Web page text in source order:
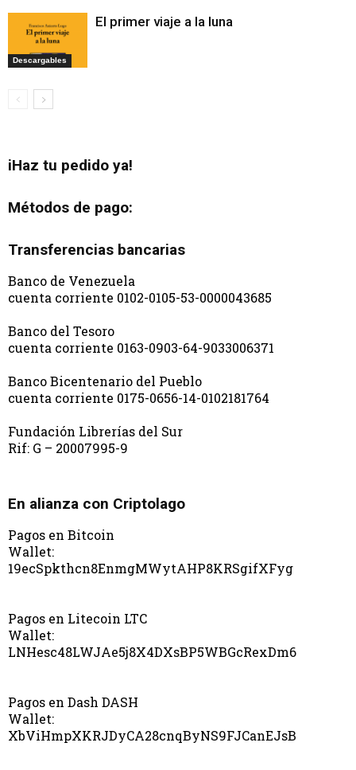
Descargables
El primer viaje a la luna
iHaz tu pedido ya!
Métodos de pago:
Transferencias bancarias
Banco de Venezuela
cuenta corriente 0102-0105-53-0000043685
Banco del Tesoro
cuenta corriente 0163-0903-64-9033006371
Banco Bicentenario del Pueblo
cuenta corriente 0175-0656-14-0102181764
Fundación Librerías del Sur
Rif: G – 20007995-9
En alianza con Criptolago
Pagos en Bitcoin
Wallet:
19ecSpkthcn8EnmgMWytAHP8KRSgifXFyg
Pagos en Litecoin LTC
Wallet:
LNHesc48LWJAe5j8X4DXsBP5WBGcRexDm6
Pagos en Dash DASH
Wallet:
XbViHmpXKRJDyCA28cnqByNS9FJCanEJsB